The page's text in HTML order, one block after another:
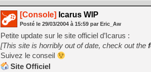
[Console] Icarus WIP
Posté le 29/03/2004 à 15:59 par Eric_Aw
Petite update sur le site officiel d’Icarus :
[This site is horribly out of date, check out the
Suivez le conseil
Site Officiel